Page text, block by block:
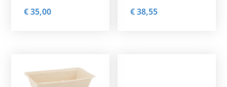
€35,00 €38,55